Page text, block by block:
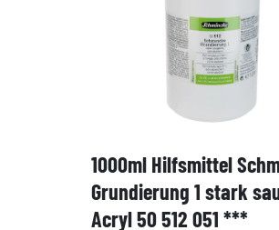
1000ml Hilfsmittel
Grundierung 1 stark
Acryl 50 512 051 ***